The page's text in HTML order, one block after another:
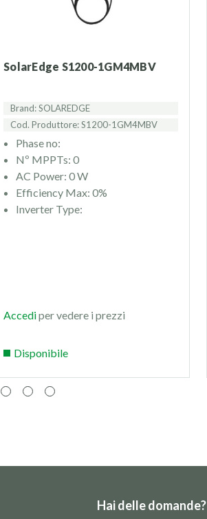
SolarEdge S1200-1GM4MBV
Brand: SOLAREDGE
Cod. Produttore: S1200-1GM4MBV
Phase no:
Nº MPPTs: 0
AC Power: 0 W
Efficiency Max: 0%
Inverter Type:
Accediper vedere i prezzi
Disponibile
Hai delle domande?